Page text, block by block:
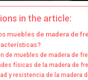
in the article:
muebles de madera de
de muebles de madera de
físicas de la madera de
y resistencia de la madera